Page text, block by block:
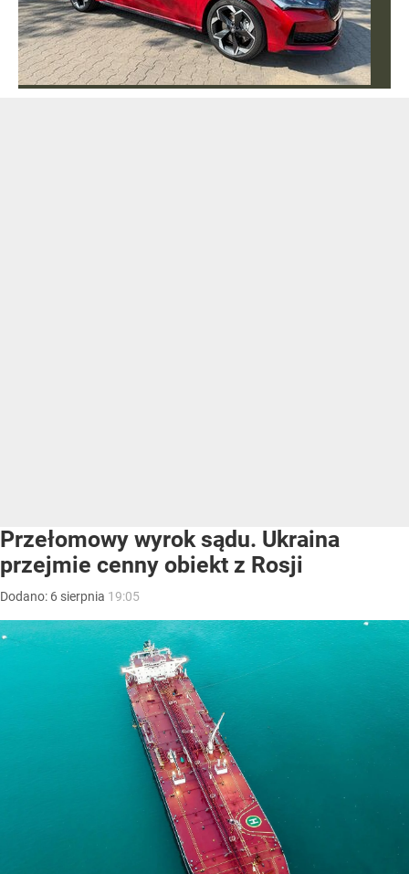
Przełomowy wyrok sądu. Ukraina
przejmie cenny obiekt z Rosji
Dodano: 6 sierpnia 19:05